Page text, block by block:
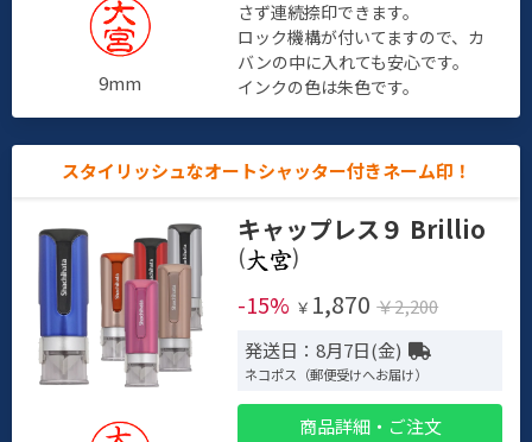
9mm
さず連続捺印できます。
ロック機構が付いてますので、カ
バンの中に入れても安心です。
インクの色は朱色です。
スタイリッシュなオートシャッター付きネーム印！
キャップレス９ Brillio
(
)
-15% ￥ 1,870 ￥2,200
発送日：8月7日(金)
ネコポス（郵便受けへお届け）
商品詳細・ご注文